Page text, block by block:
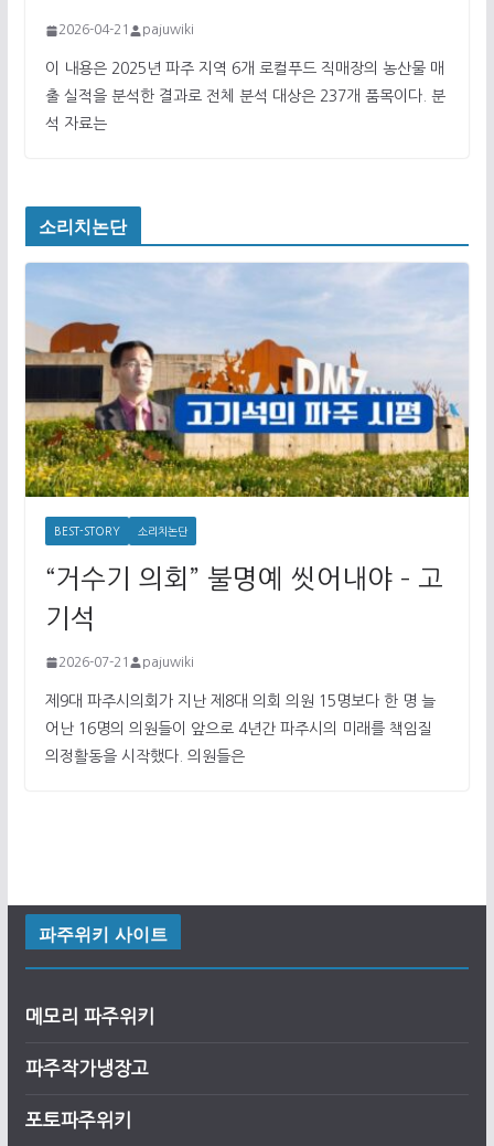
2026-04-21 pajuwiki
이 내용은 2025년 파주 지역 6개 로컬푸드 직매장의 농산물 매
출 실적을 분석한 결과로 전체 분석 대상은 237개 품목이다. 분
석 자료는
소리치논단
BEST-STORY 소리치논단
“거수기 의회” 불명예 씻어내야 – 고
기석
2026-07-21 pajuwiki
제9대 파주시의회가 지난 제8대 의회 의원 15명보다 한 명 늘
어난 16명의 의원들이 앞으로 4년간 파주시의 미래를 책임질
의정활동을 시작했다. 의원들은
파주위키 사이트
메모리 파주위키
파주작가냉장고
포토파주위키